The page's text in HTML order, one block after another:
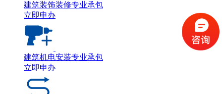
建筑装饰装修专业承包
立即申办
建筑机电安装专业承包
立即申办